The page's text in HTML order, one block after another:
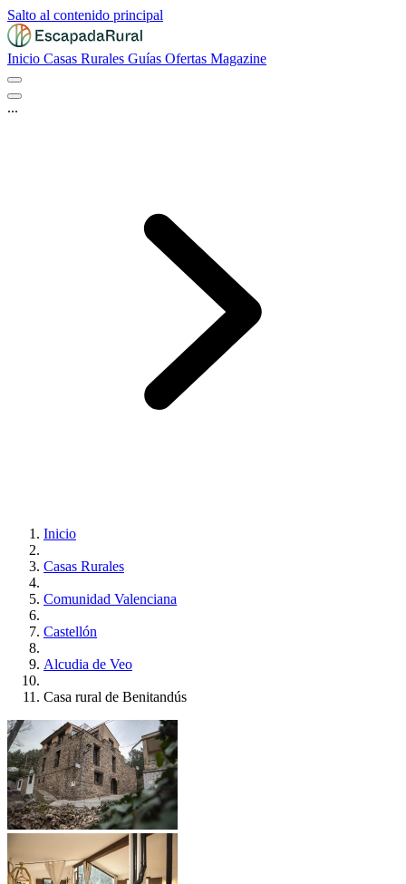
Salto al contenido principal
Inicio Casas Rurales Guías Ofertas Magazine
...
Inicio
Casas Rurales
Comunidad Valenciana
Castellón
Alcudia de Veo
Casa rural de Benitandús